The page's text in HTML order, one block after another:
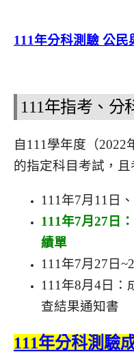
111年分科測驗 公
111年指考、分
自111學年度（2022
的指定科目考試，
111年7月11日
111年7月27日
績單
111年7月27日
111年8月4日：
查結果通知書
111年分科測驗